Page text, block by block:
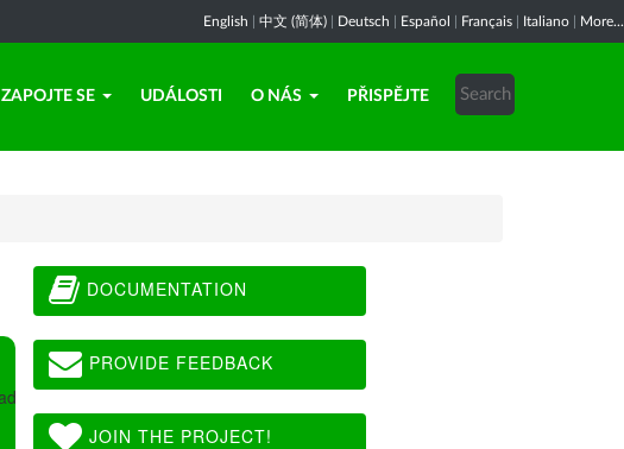
English 中文 (简体) Deutsch Español Français Italiano More...
ZAPOJTE SE UDÁLOSTI O NÁS PŘISPĚJTE
DOCUMENTATION
PROVIDE FEEDBACK
JOIN THE PROJECT!